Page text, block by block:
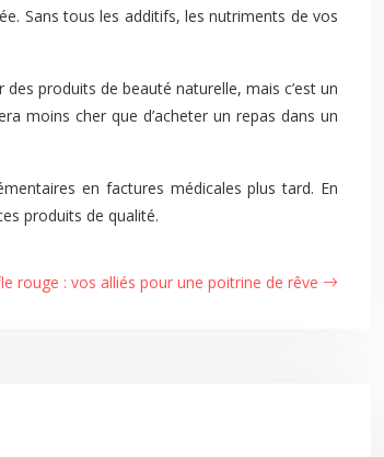
Sans tous les additifs, les nutriments de vos
produits de beauté naturelle, mais c’est un
moins cher que d’acheter un repas dans un
en factures médicales plus tard. En
produits de qualité.
rouge : vos alliés pour une poitrine de rêve